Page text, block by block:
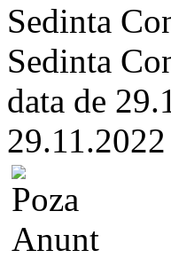
Sedinta
Sedinta
data de